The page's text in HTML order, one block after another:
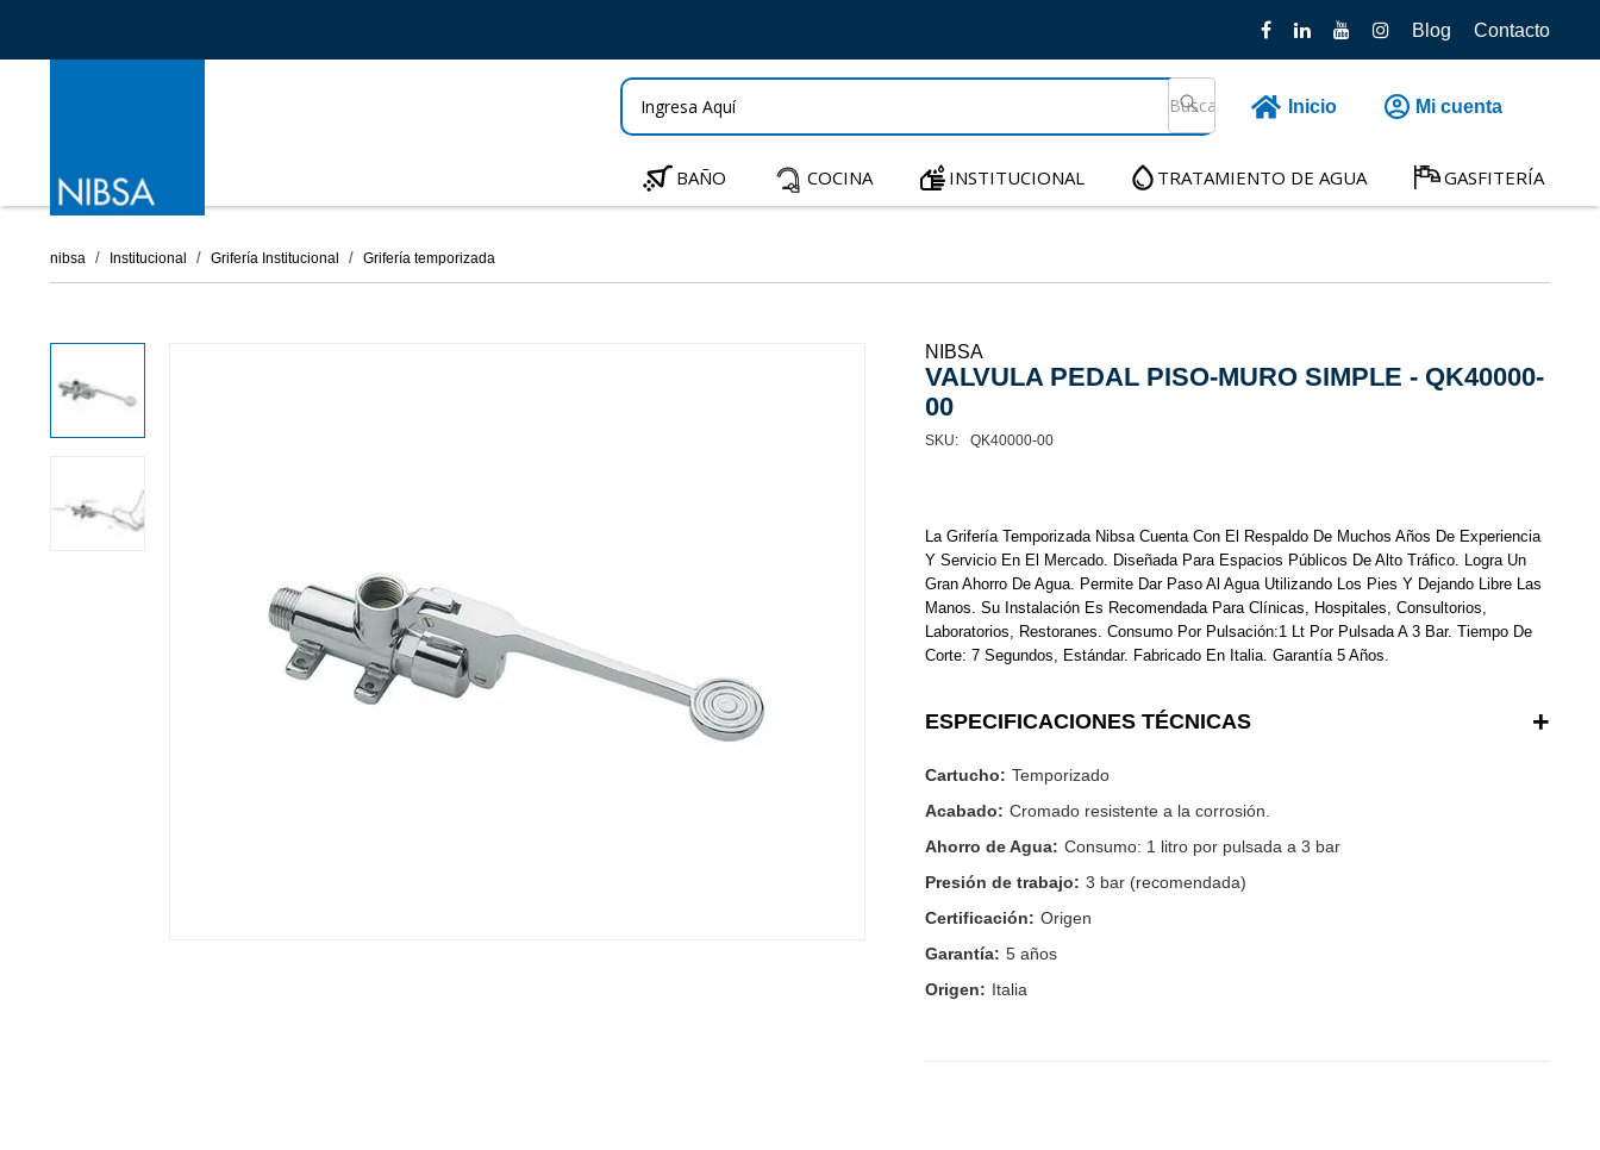
Blog Contacto
Inicio Mi cuenta
BAÑO COCINA INSTITUCIONAL TRATAMIENTO DE AGUA GASFITERÍA
nibsa Institucional Grifería Institucional Grifería temporizada
NIBSA
VALVULA PEDAL PISO-MURO SIMPLE - QK40000-
00
QK40000-00
La Grifería Temporizada Nibsa Cuenta Con El Respaldo De Muchos Años De Experiencia
Y Servicio En El Mercado. Diseñada Para Espacios Públicos De Alto Tráfico. Logra Un
Gran Ahorro De Agua. Permite Dar Paso Al Agua Utilizando Los Pies Y Dejando Libre Las
Manos. Su Instalación Es Recomendada Para Clínicas, Hospitales, Consultorios,
Laboratorios, Restoranes. Consumo Por Pulsación:1 Lt Por Pulsada A 3 Bar. Tiempo De
Corte: 7 Segundos, Estándar. Fabricado En Italia. Garantía 5 Años.
ESPECIFICACIONES TÉCNICAS
Cartucho: Temporizado
Acabado: Cromado resistente a la corrosión.
Ahorro de Agua: Consumo: 1 litro por pulsada a 3 bar
Presión de trabajo: 3 bar (recomendada)
Certificación: Origen
Garantía: 5 años
Origen: Italia